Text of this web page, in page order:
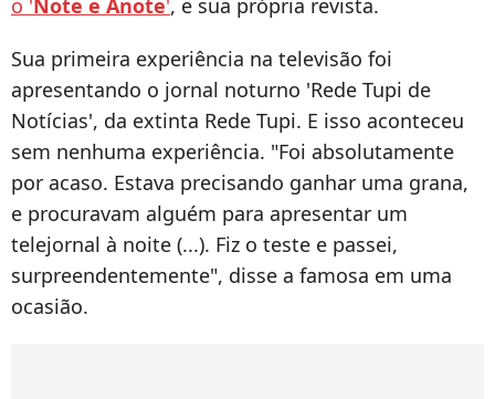
o 'Note e Anote', e sua própria revista.
Sua primeira experiência na televisão foi
apresentando o jornal noturno 'Rede Tupi de
Notícias', da extinta Rede Tupi. E isso aconteceu
sem nenhuma experiência. "Foi absolutamente
por acaso. Estava precisando ganhar uma grana,
e procuravam alguém para apresentar um
telejornal à noite (...). Fiz o teste e passei,
surpreendentemente", disse a famosa em uma
ocasião.